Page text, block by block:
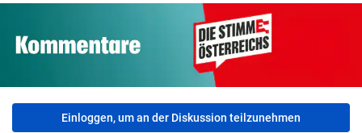
Einloggen, um an der Diskussion teilzunehmen